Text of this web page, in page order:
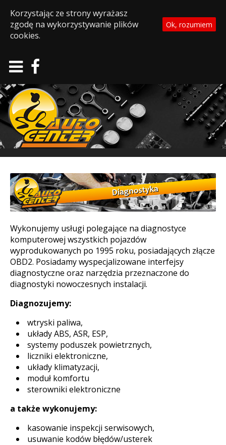
Wykonujemy usługi polegające na diagnostyce
komputerowej wszystkich pojazdów
wyprodukowanych po 1995 roku, posiadających złącze
OBD2. Posiadamy wyspecjalizowane interfejsy
diagnostyczne oraz narzędzia przeznaczone do
diagnostyki nowoczesnych instalacji.
Diagnozujemy:
wtryski paliwa,
układy ABS, ASR, ESP,
systemy poduszek powietrznych,
liczniki elektroniczne,
układy klimatyzacji,
moduł komfortu
sterowniki elektroniczne
a także wykonujemy:
kasowanie inspekcji serwisowych,
usuwanie kodów błędów/usterek
Korzystając ze strony wyrażasz
zgodę na wykorzystywanie plików
cookies.
Ok, rozumiem